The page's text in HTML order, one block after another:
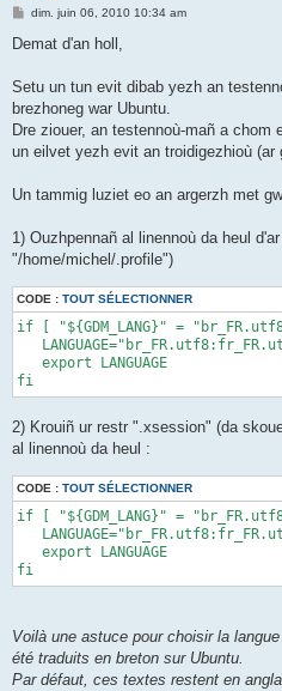
M
s
g
dim. juin 06, 2010 10:34 am
Demat d'an holl,
Setu un tun evit dibab yezh an
brezhoneg war Ubuntu.
Dre ziouer, an testennoù-mañ a
un eilvet yezh evit an troidigezhioù (ar
Un tammig luziet eo an argerzh met
1) Ouzhpennañ al linennoù da heul
"/home/michel/.profile")
CODE : TOUT SÉLECTIONNER
if [ "${GDM_LANG}" =
   export LANGUAGE
fi
2) Krouiñ ur restr ".xsession" (da
al linennoù da heul :
CODE : TOUT SÉLECTIONNER
if [ "${GDM_LANG}" =
   export LANGUAGE
fi
Voilà une astuce pour choisir la
été traduits en breton sur Ubuntu.
Par défaut, ces textes restent en